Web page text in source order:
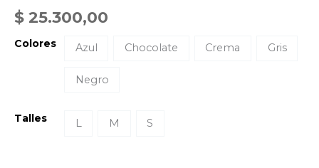
$ 25.300,00
Colores Azul Chocolate Crema Gris
Negro
Talles L M S